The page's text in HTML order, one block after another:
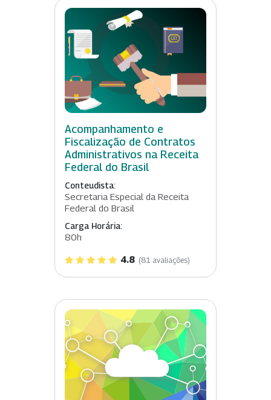
Acompanhamento e
Fiscalização de Contratos
Administrativos na Receita
Federal do Brasil
Conteudista:
Secretaria Especial da Receita
Federal do Brasil
Carga Horária:
80h
4.8 (81 avaliações)